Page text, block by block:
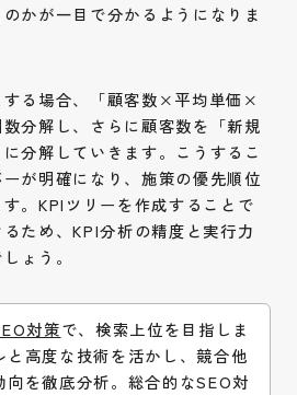
かが一目で分かるようになりま
る場合、「顧客数×平均単価×
分解し、さらに顧客数を「新規
分解していきます。こうするこ
が明確になり、施策の優先順位
。KPIツリーを作成することで
ため、KPI分析の精度と実行力
ょう。
対策で、検索上位を目指しま
高度な技術を活かし、競合他
を徹底分析。総合的なSEO対